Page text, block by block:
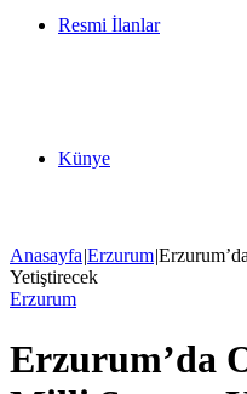
Resmi İlanlar
Künye
Anasayfa|Erzurum|
Yetiştirecek
Erzurum
Erzurum’da